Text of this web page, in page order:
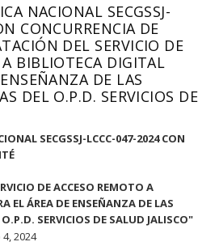
NACIONAL SECGSSJ-
CONCURRENCIA DE
DEL SERVICIO DE
BIBLIOTECA DIGITAL
DE LAS
DEL O.P.D. SERVICIOS DE
SECGSSJ-LCCC-047-2024 CON
DE ACCESO REMOTO A
EL ÁREA DE ENSEÑANZA DE LAS
SERVICIOS DE SALUD JALISCO"
4, 2024